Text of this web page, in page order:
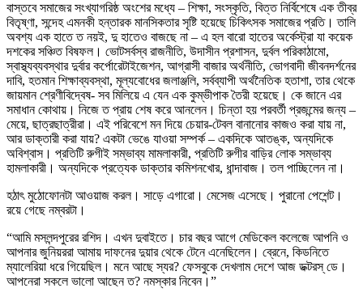
বাস্তবে সমাজের সংখ্যাগরিষ্ঠ অংশের মধ্যে – শিক্ষা, সংস্কৃতি, বিত্ত নির্বিশেষে এক তীব্র
বিতৃষ্ণা, সন্দেহ এমনকী হন্তারক মানসিকতার সৃষ্টি হয়েছে চিকিৎসক সমাজের প্রতি। তালি
অবশ্য এক হাতে ত নয়ই, দু হাতেও বাজছে না – এ হল বারো হাতের অর্কেস্ট্রা যা কয়েক
দশকের সঞ্চিত বিষফল। ভোটসর্বস্ব রাজনীতি, উদাসীন প্রশাসন, দুর্বল পরিকাঠামো,
স্বাস্থ্যব্যবস্থার দুর্বার কর্পোরেটাইজেশন, আগ্রাসী বাজার অর্থনীতি, ভোগবাদী জীবনদর্শনের
দাবি, হতমান শিক্ষাব্যবস্থা, মূল্যবোধের জলাঞ্জলি, সর্বব্যাপী অর্থনৈতিক হতাশা, তার থেকে
জায়মান শ্রেণীবিদ্বেষ- সব মিলিয়ে এ যেন এক কুম্ভীপাক তৈরী হয়েছে। কে জানে এর
সমাধান কোথায়। নিজে ত প্রায় শেষ করে আনলেন। চিন্তা হয় পরবর্তী প্রজন্মের জন্য –
মেয়ে, ছাত্রছাত্রীরা। এই পরিবেশে মন দিয়ে চেয়ার-টেবল বানানোর কাজও করা যায় না,
আর ডাক্তারী করা যায়? একটা ভেঙে যাওয়া সম্পর্ক – একদিকে আতঙ্ক, অন্যদিকে
অবিশ্বাস। প্রতিটি রুগীই সম্ভাব্য মামলাকারী, প্রতিটি রুগীর বাড়ির লোক সম্ভাব্য
হামলাকারী। অন্যদিকে প্রত্যেক ডাক্তার কমিশনখোর, ধান্দাবাজ। তল পাচ্ছিলেন না।
হঠাৎ মুঠোফোনটা আওয়াজ করল। সাড়ে এগারো। মেসেজ এসেছে। পুরানো পেশেন্ট।
রয়ে গেছে নম্বরটা।
“আমি মসলন্দপুরের রশিদ। এখন দুবাইতে। চার বছর আগে মেডিকেল কলেজে আপনি ও
আপনার জুনিয়ররা আমায় দাফনের দুয়ার থেকে টেনে এনেছিলেন। ব্রেনে, কিডনিতে
ম্যালেরিয়া ধরে গিয়েছিল। মনে আছে স্যর? ফেসবুকে দেখলাম দেশে আজ ডক্টরস্ ডে।
আপনেরা সকলে ভালো আছেন ত? নমস্কার নিবেন।”